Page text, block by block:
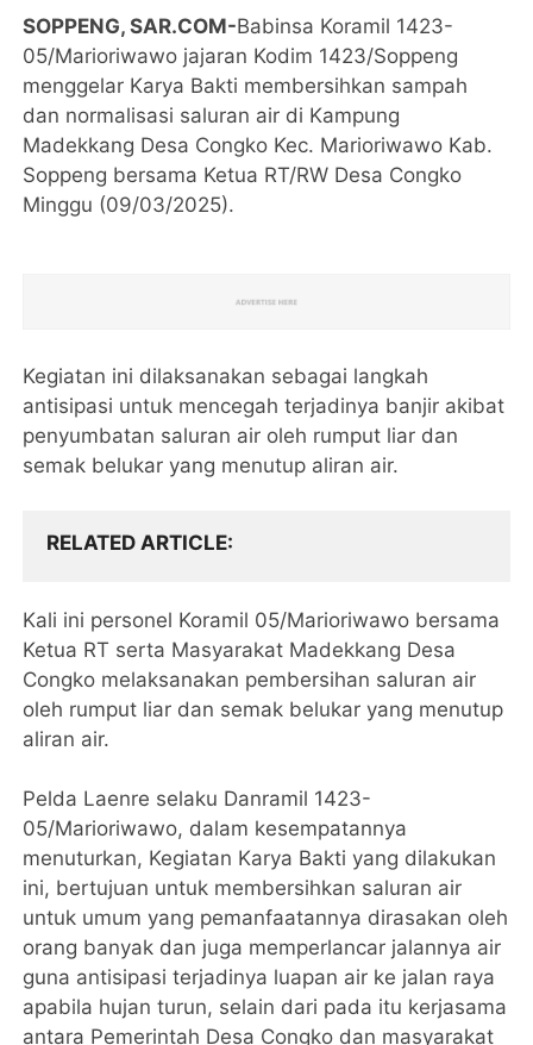
SOPPENG, SAR.COM-Babinsa Koramil 1423-
05/Marioriwawo jajaran Kodim 1423/Soppeng
menggelar Karya Bakti membersihkan sampah
dan normalisasi saluran air di Kampung
Madekkang Desa Congko Kec. Marioriwawo Kab.
Soppeng bersama Ketua RT/RW Desa Congko
Minggu (09/03/2025).
Kegiatan ini dilaksanakan sebagai langkah
antisipasi untuk mencegah terjadinya banjir akibat
penyumbatan saluran air oleh rumput liar dan
semak belukar yang menutup aliran air.
RELATED ARTICLE
Kali ini personel Koramil 05/Marioriwawo bersama
Ketua RT serta Masyarakat Madekkang Desa
Congko melaksanakan pembersihan saluran air
oleh rumput liar dan semak belukar yang menutup
aliran air.
Pelda Laenre selaku Danramil 1423-
05/Marioriwawo, dalam kesempatannya
menuturkan, Kegiatan Karya Bakti yang dilakukan
ini, bertujuan untuk membersihkan saluran air
untuk umum yang pemanfaatannya dirasakan oleh
orang banyak dan juga memperlancar jalannya air
guna antisipasi terjadinya luapan air ke jalan raya
apabila hujan turun, selain dari pada itu kerjasama
antara Pemerintah Desa Congko dan masyarakat